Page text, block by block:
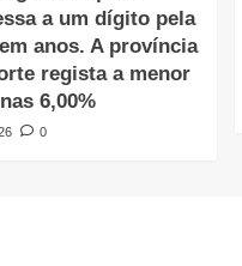
a um dígito pela
anos. A província
regista a menor
6,00%
0